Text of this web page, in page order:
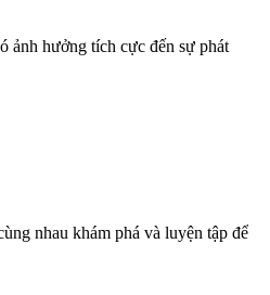
ảnh hưởng tích cực đến sự phát
nhau khám phá và luyện tập để